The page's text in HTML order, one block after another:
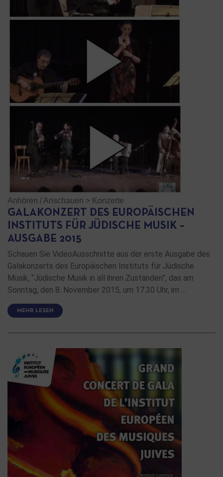
Anhören / Anschauen > Konzerte
GALAKONZERT DES EUROPÄISCHEN
INSTITUTS FÜR JÜDISCHE MUSIK –
AUSGABE 2015
Schauen Sie VideoAusschnitte aus der erste Ausgabe des
Galakonzerts des Europäischen Instituts für Jüdische
Musik, “Jüdische Musik in all ihren Zuständen”, das am
Sonntag, den 8. November 2015, um 17.30 Uhr, im …
MEHR LESEN